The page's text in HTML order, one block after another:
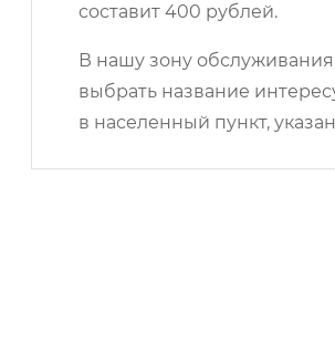
составит 400 рублей.
В нашу зону
выбрать название
в населенный пункт,